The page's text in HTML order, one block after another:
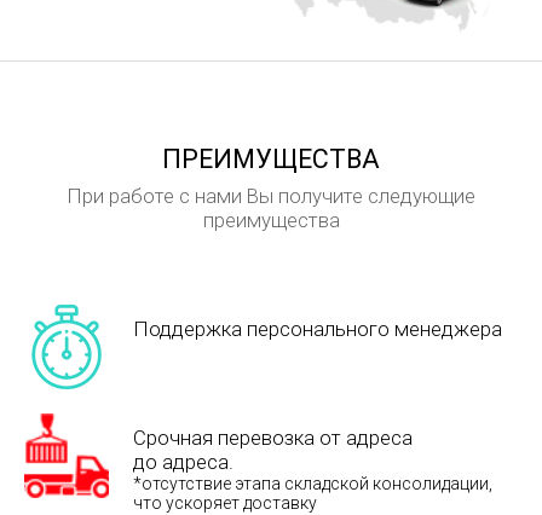
ПРЕИМУЩЕСТВА
При работе с нами Вы получите следующие
преимущества
Поддержка персонального менеджера
Срочная перевозка от адреса
до адреса.
*отсутствие этапа складской консолидации,
что ускоряет доставку